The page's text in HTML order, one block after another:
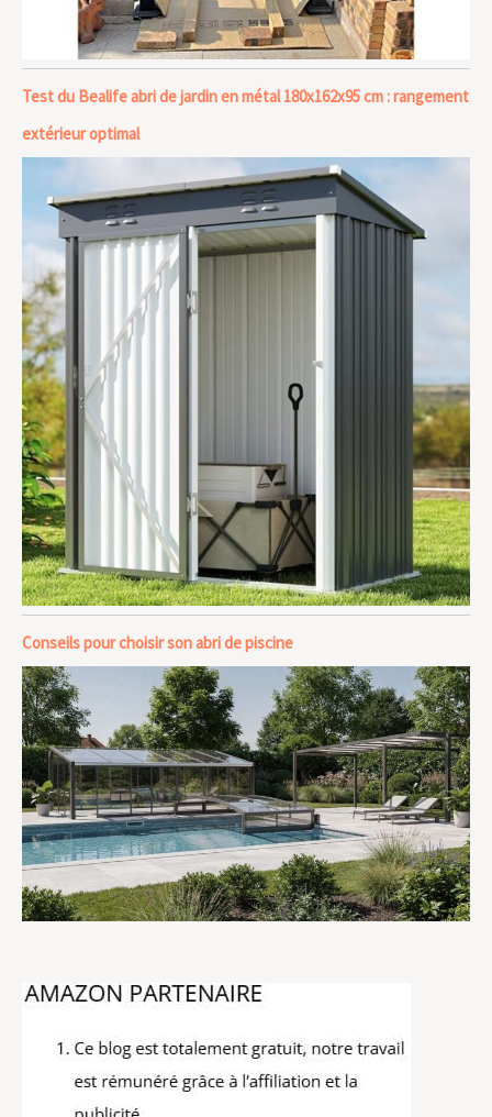
Test du Bealife abri de jardin en métal 180x162x95 cm : rangement
extérieur optimal
Conseils pour choisir son abri de piscine